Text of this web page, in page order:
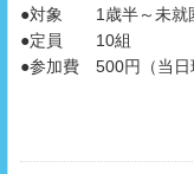
●対象 1歳半～未就
●定員 10組
●参加費 500円（当日